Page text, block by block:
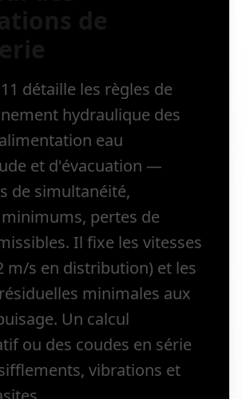
détaille les règles de
hydraulique des
eau
et d'évacuation —
de simultanéité,
pertes de
Il fixe les vitesses
m/s en distribution) et les
minimales aux
Un calcul
ou des coudes en série
vibrations et